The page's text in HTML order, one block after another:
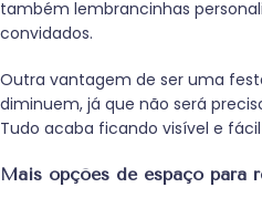
também lembrancinhas
convidados.
Outra vantagem de ser uma
diminuem, já que não será
Tudo acaba ficando visível e
Mais opções de espaço para